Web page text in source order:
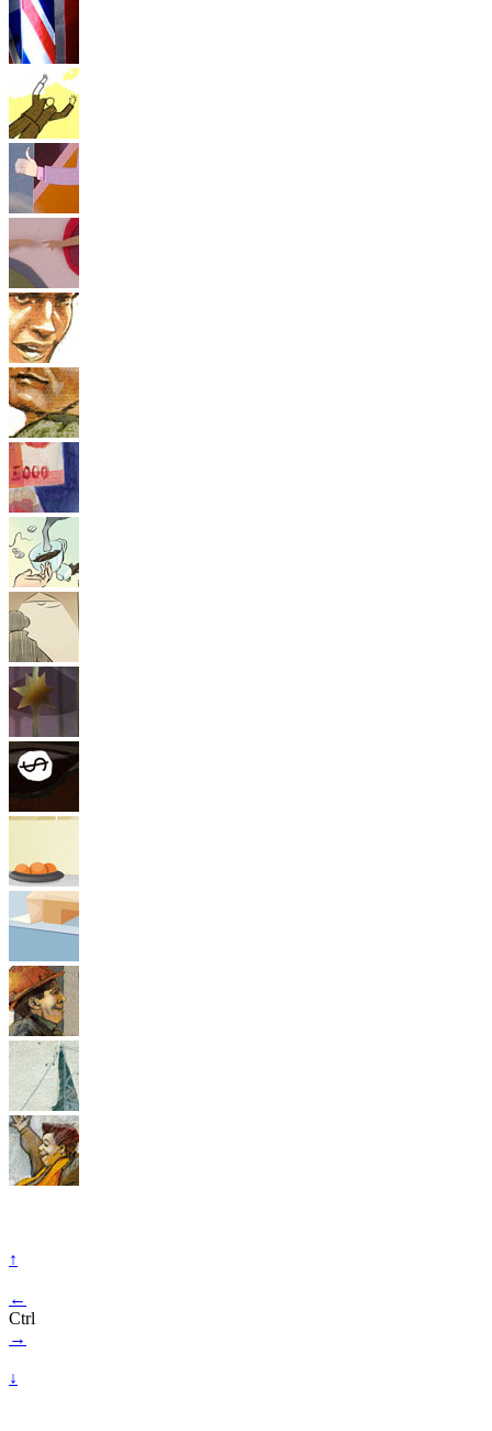
↑
←
Ctrl
→
↓